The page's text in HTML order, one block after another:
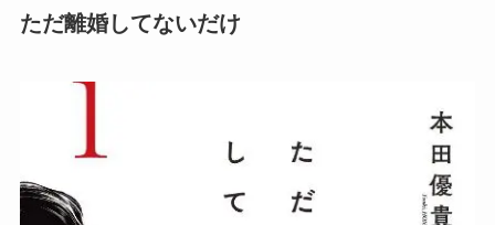
ただ離婚してないだけ